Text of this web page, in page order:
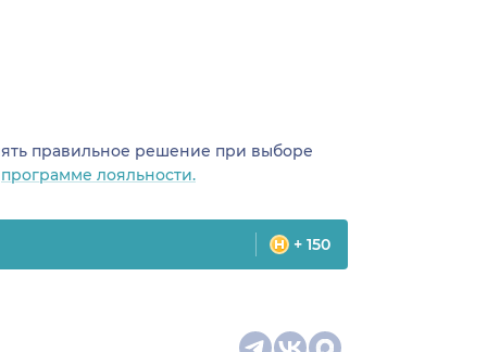
правильное решение при выборе
программе лояльности.
+ 150